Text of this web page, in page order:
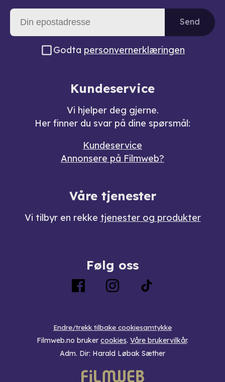
Send
Godta personvernerklæringen
Kundeservice
Vi hjelper deg gjerne.
Her finner du svar på dine spørsmål:
Kundeservice
Annonsere på Filmweb?
Våre tjenester
Vi tilbyr en rekke tjenester og produkter
Følg oss
Endre/trekk tilbake cookiesamtykke
Filmweb.no bruker cookies. Våre brukervilkår.
Adm. Dir: Harald Løbak Sæther